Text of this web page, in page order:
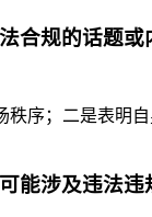
合规的话题
序；二是表明
能涉及违法